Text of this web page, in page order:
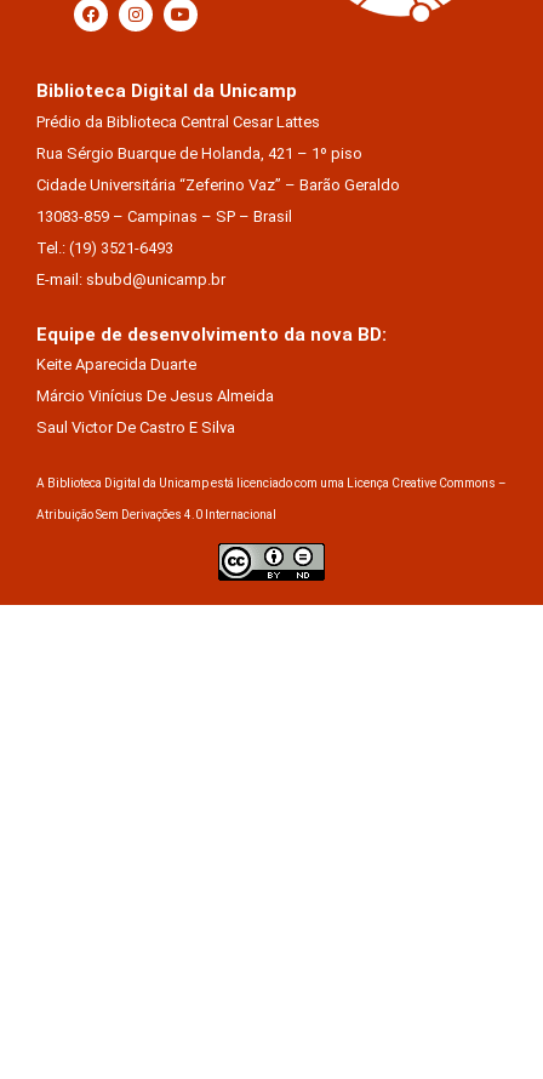
Biblioteca Digital da Unicamp
Prédio da Biblioteca Central Cesar Lattes
Rua Sérgio Buarque de Holanda, 421 – 1º piso
Cidade Universitária “Zeferino Vaz” – Barão Geraldo
13083-859 – Campinas – SP – Brasil
Tel.: (19) 3521-6493
E-mail: sbubd@unicamp.br
Equipe de desenvolvimento da nova BD:
Keite Aparecida Duarte
Márcio Vinícius De Jesus Almeida
Saul Victor De Castro E Silva
A Biblioteca Digital da Unicamp está licenciado com uma Licença Creative Commons –
Atribuição Sem Derivações 4.0 Internacional